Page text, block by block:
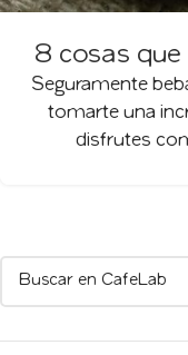
8 cosas que
Seguramente
tomarte una
disfrutes